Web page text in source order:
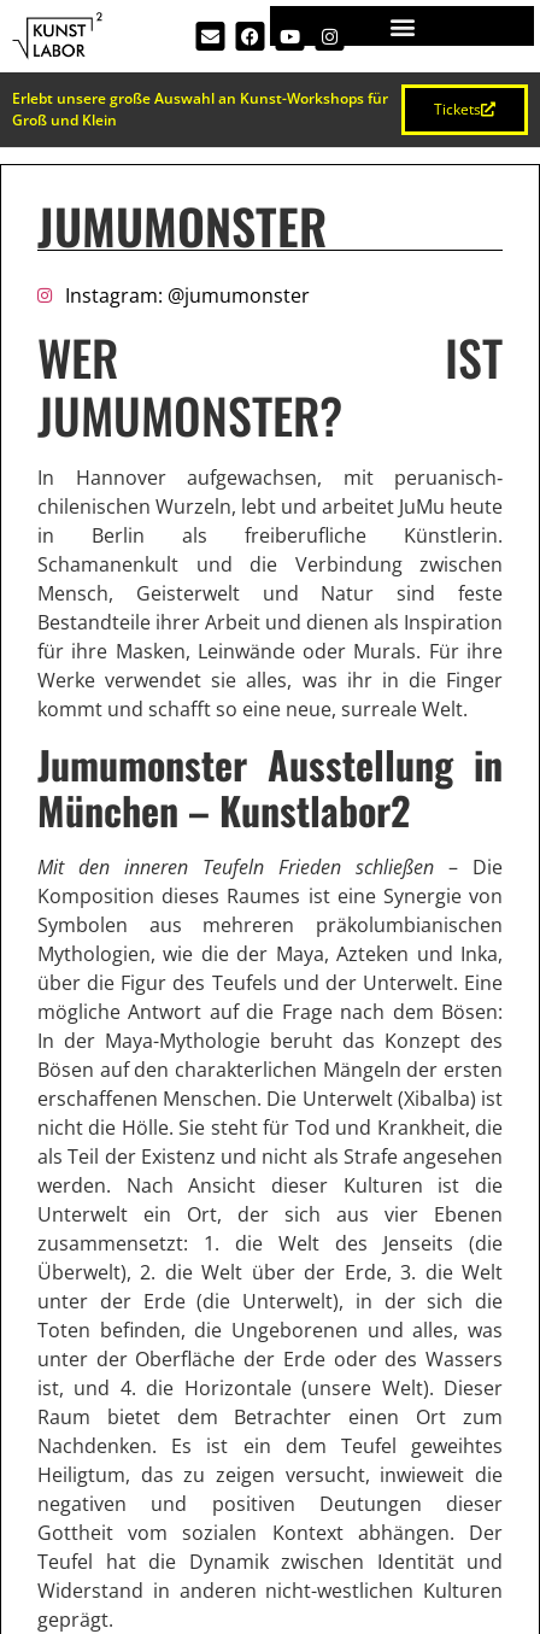
Erlebt unsere große Auswahl an Kunst-Workshops für
Groß und Klein
Tickets
JUMUMONSTER
Instagram: @jumumonster
WER IST
JUMUMONSTER?
In Hannover aufgewachsen, mit peruanisch‐
chilenischen Wurzeln, lebt und arbeitet JuMu heute
in Berlin als freiberufliche Künstlerin.
Schamanenkult und die Verbindung zwischen
Mensch, Geisterwelt und Natur sind feste
Bestandteile ihrer Arbeit und dienen als Inspiration
für ihre Masken, Leinwände oder Murals. Für ihre
Werke verwendet sie alles, was ihr in die Finger
kommt und schafft so eine neue, surreale Welt.
Jumumonster Ausstellung in
München – Kunstlabor2
Mit den inneren Teufeln Frieden schließen – Die
Komposition dieses Raumes ist eine Synergie von
Symbolen aus mehreren präkolumbianischen
Mythologien, wie die der Maya, Azteken und Inka,
über die Figur des Teufels und der Unterwelt. Eine
mögliche Antwort auf die Frage nach dem Bösen:
In der Maya-Mythologie beruht das Konzept des
Bösen auf den charakterlichen Mängeln der ersten
erschaffenen Menschen. Die Unterwelt (Xibalba) ist
nicht die Hölle. Sie steht für Tod und Krankheit, die
als Teil der Existenz und nicht als Strafe angesehen
werden. Nach Ansicht dieser Kulturen ist die
Unterwelt ein Ort, der sich aus vier Ebenen
zusammensetzt: 1. die Welt des Jenseits (die
Überwelt), 2. die Welt über der Erde, 3. die Welt
unter der Erde (die Unterwelt), in der sich die
Toten befinden, die Ungeborenen und alles, was
unter der Oberfläche der Erde oder des Wassers
ist, und 4. die Horizontale (unsere Welt). Dieser
Raum bietet dem Betrachter einen Ort zum
Nachdenken. Es ist ein dem Teufel geweihtes
Heiligtum, das zu zeigen versucht, inwieweit die
negativen und positiven Deutungen dieser
Gottheit vom sozialen Kontext abhängen. Der
Teufel hat die Dynamik zwischen Identität und
Widerstand in anderen nicht-westlichen Kulturen
geprägt.